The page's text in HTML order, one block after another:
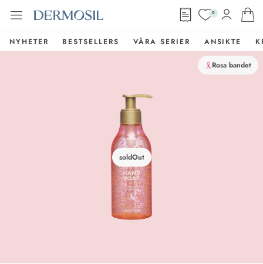
0
NYHETER BESTSELLERS VÅRA SERIER ANSIKTE
soldOut
Rosa bandet